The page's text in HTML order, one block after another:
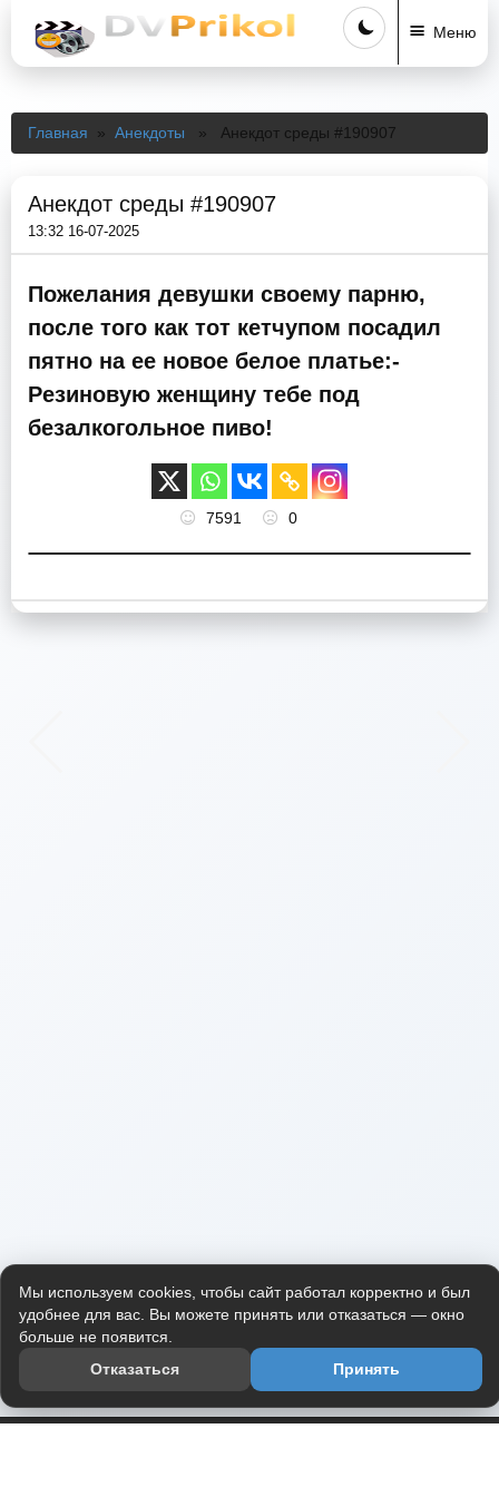
Меню
Главная » Анекдоты » Анекдот среды #190907
Анекдот среды #190907
13:32 16-07-2025
Пожелания девушки своему парню,
после того как тот кетчупом посадил
пятно на ее новое белое платье:-
Резиновую женщину тебе под
безалкогольное пиво!
7591 0
Мы используем cookies, чтобы сайт работал корректно и был
удобнее для вас. Вы можете принять или отказаться — окно
больше не появится.
Отказаться
Принять